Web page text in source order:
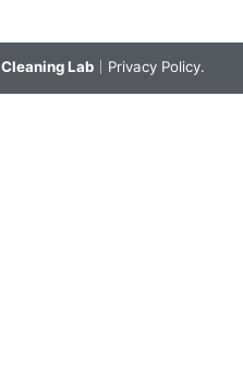
Cleaning Lab｜ Privacy Policy.